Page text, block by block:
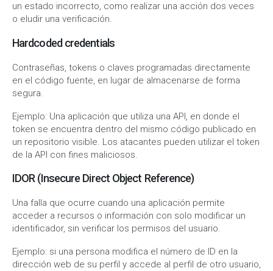
un estado incorrecto, como realizar una acción dos veces
o eludir una verificación.
Hardcoded credentials
Contraseñas, tokens o claves programadas directamente
en el código fuente, en lugar de almacenarse de forma
segura.
Ejemplo: Una aplicación que utiliza una API, en donde el
token se encuentra dentro del mismo código publicado en
un repositorio visible. Los atacantes pueden utilizar el token
de la API con fines maliciosos.
IDOR (Insecure Direct Object Reference)
Una falla que ocurre cuando una aplicación permite
acceder a recursos o información con solo modificar un
identificador, sin verificar los permisos del usuario.
Ejemplo: si una persona modifica el número de ID en la
dirección web de su perfil y accede al perfil de otro usuario,